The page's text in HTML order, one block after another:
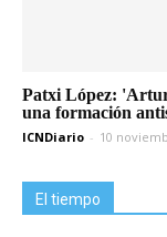
Patxi López:
una formación
ICNDiario - 10
El tiempo